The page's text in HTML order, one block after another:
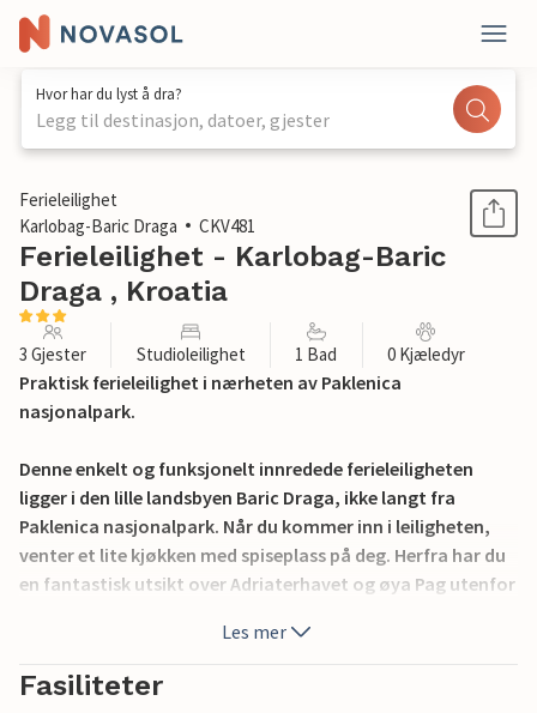
Hvor har du lyst å dra?
Legg til destinasjon, datoer, gjester
1 / 23
Ferieleilighet
Karlobag-Baric Draga
CKV481
Ferieleilighet - Karlobag-Baric
Draga , Kroatia
3 Gjester Studioleilighet 1 Bad 0 Kjæledyr
Praktisk ferieleilighet i nærheten av Paklenica
nasjonalpark.
Denne enkelt og funksjonelt innredede ferieleiligheten
ligger i den lille landsbyen Baric Draga, ikke langt fra
Paklenica nasjonalpark. Når du kommer inn i leiligheten,
venter et lite kjøkken med spiseplass på deg. Herfra har du
en fantastisk utsikt over Adriaterhavet og øya Pag utenfor
Så neste svømmetur i havet eller neste tur langs kysten er
aldri langt unna her. Nyt middelhavsatmosfæren med
Les mer
Fasiliteter